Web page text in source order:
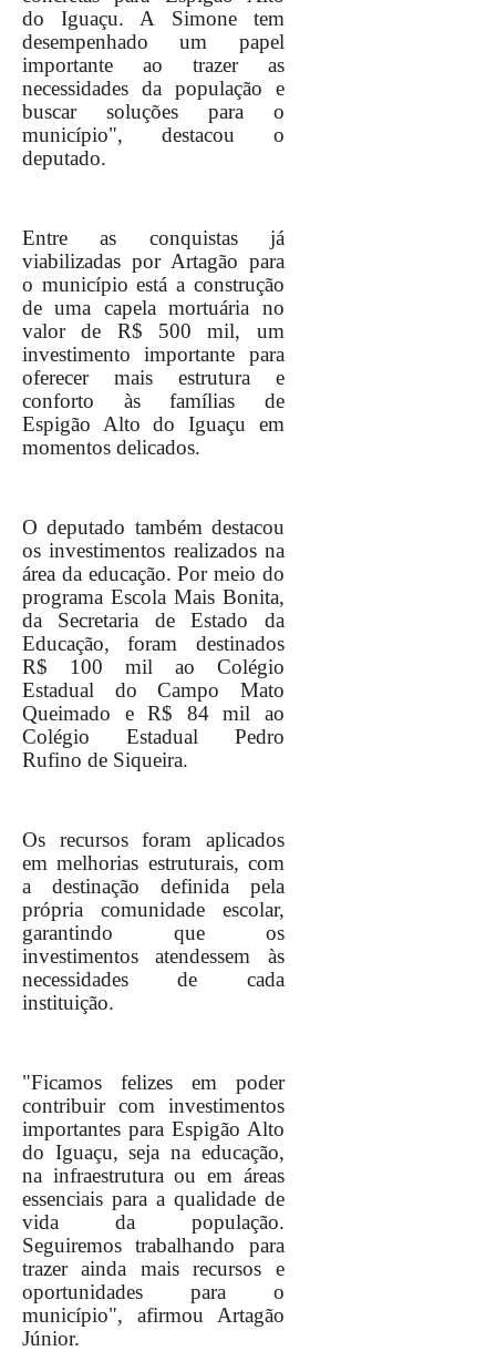
do Iguaçu. A Simone tem
desempenhado um papel
importante ao trazer as
necessidades da população e
buscar soluções para o
município", destacou o
deputado.
Entre as conquistas já
viabilizadas por Artagão para
o município está a construção
de uma capela mortuária no
valor de R$ 500 mil, um
investimento importante para
oferecer mais estrutura e
conforto às famílias de
Espigão Alto do Iguaçu em
momentos delicados.
O deputado também destacou
os investimentos realizados na
área da educação. Por meio do
programa Escola Mais Bonita,
da Secretaria de Estado da
Educação, foram destinados
R$ 100 mil ao Colégio
Estadual do Campo Mato
Queimado e R$ 84 mil ao
Colégio Estadual Pedro
Rufino de Siqueira.
Os recursos foram aplicados
em melhorias estruturais, com
a destinação definida pela
própria comunidade escolar,
garantindo que os
investimentos atendessem às
necessidades de cada
instituição.
"Ficamos felizes em poder
contribuir com investimentos
importantes para Espigão Alto
do Iguaçu, seja na educação,
na infraestrutura ou em áreas
essenciais para a qualidade de
vida da população.
Seguiremos trabalhando para
trazer ainda mais recursos e
oportunidades para o
município", afirmou Artagão
Júnior.